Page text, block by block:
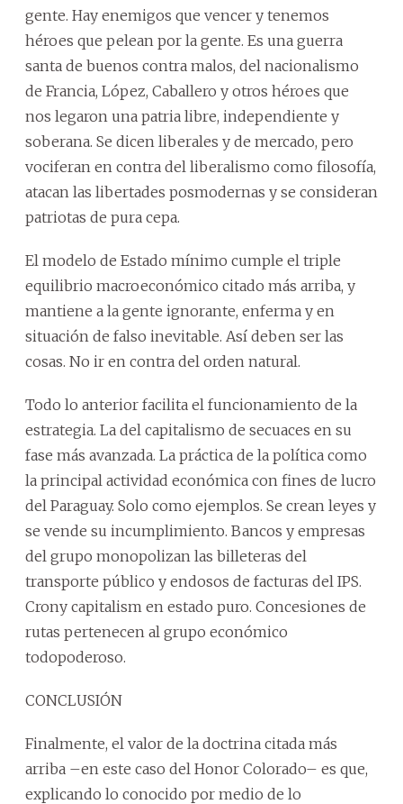
gente. Hay enemigos que vencer y tenemos
héroes que pelean por la gente. Es una guerra
santa de buenos contra malos, del nacionalismo
de Francia, López, Caballero y otros héroes que
nos legaron una patria libre, independiente y
soberana. Se dicen liberales y de mercado, pero
vociferan en contra del liberalismo como filosofía,
atacan las libertades posmodernas y se consideran
patriotas de pura cepa.
El modelo de Estado mínimo cumple el triple
equilibrio macroeconómico citado más arriba, y
mantiene a la gente ignorante, enferma y en
situación de falso inevitable. Así deben ser las
cosas. No ir en contra del orden natural.
Todo lo anterior facilita el funcionamiento de la
estrategia. La del capitalismo de secuaces en su
fase más avanzada. La práctica de la política como
la principal actividad económica con fines de lucro
del Paraguay. Solo como ejemplos. Se crean leyes y
se vende su incumplimiento. Bancos y empresas
del grupo monopolizan las billeteras del
transporte público y endosos de facturas del IPS.
Crony capitalism en estado puro. Concesiones de
rutas pertenecen al grupo económico
todopoderoso.
CONCLUSIÓN
Finalmente, el valor de la doctrina citada más
arriba –en este caso del Honor Colorado– es que,
explicando lo conocido por medio de lo